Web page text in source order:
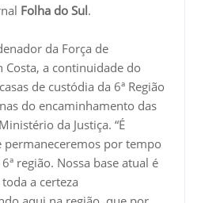
Folha do Sul.
da Força de
Costa, a continuidade do
de custódia da 6ª Região
do encaminhamento das
da Justiça. “É
por tempo
região. Nossa base atual é
a certeza